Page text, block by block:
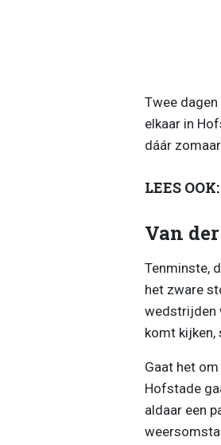
Twee
elkaar in
dáár
LEES OOK:
Van
Tenminste,
het zware
wedstrijden
komt kijken,
Gaat het
Hofstade
aldaar een